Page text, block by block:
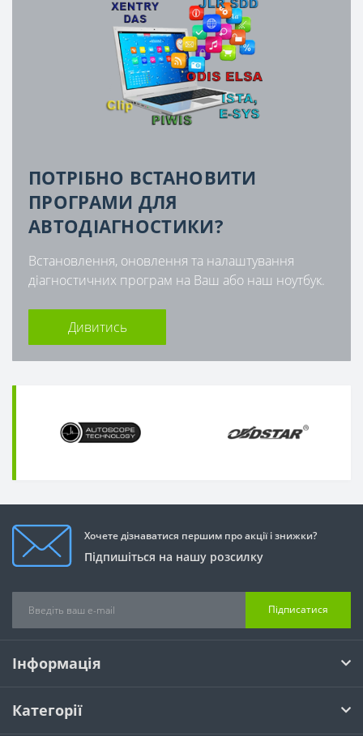
ПОТРІБНО ВСТАНОВИТИ
ПРОГРАМИ ДЛЯ
АВТОДІАГНОСТИКИ?
Встановлення, оновлення та налаштування
діагностичних програм на Ваш або наш ноутбук.
Дивитись
Хочете дізнаватися першим про акції і знижки?
Підпишіться на нашу розсилку
Підписатися
Інформація
Категорії